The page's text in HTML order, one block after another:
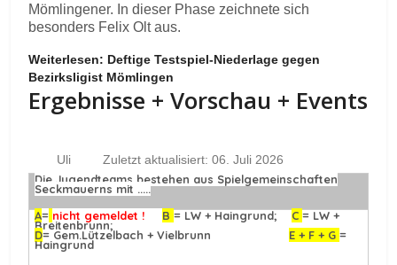
Mömlingener. In dieser Phase zeichnete sich
besonders Felix Olt aus.
Weiterlesen: Deftige Testspiel-Niederlage gegen
Bezirksligist Mömlingen
Ergebnisse + Vorschau + Events
Uli
Zuletzt aktualisiert: 06. Juli 2026
Die Jugendteams bestehen aus Spielgemeinschaften
Seckmauerns mit .....
A= nicht gemeldet ! B = LW + Haingrund;C = LW +
Breitenbrunn;
D= Gem.Lützelbach + Vielbrunn E + F + G =
Haingrund